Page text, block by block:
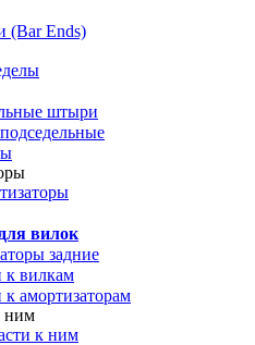
(Bar Ends)
штыри
вилок
задние
к вилкам
к амортизаторам
ним
к ним